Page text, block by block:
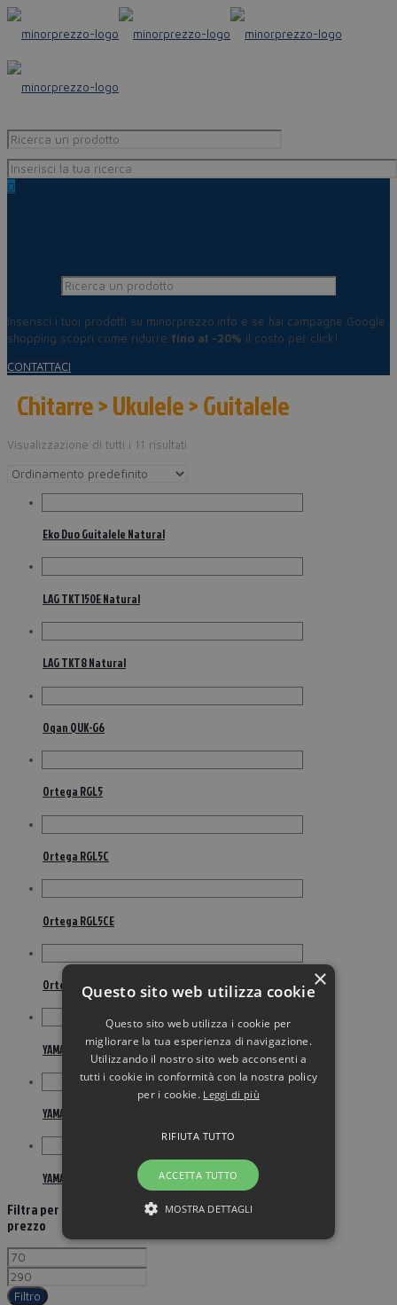
0
Inserisci i tuoi prodotti su minorprezzo.info e se hai campagne Google
shopping scopri come ridurre fino al -20% il costo per click!
CONTATTACI
Chitarre > Ukulele > Guitalele
Visualizzazione di tutti i 11 risultati
Eko Duo Guitalele Natural
LAG TKT150E Natural
LAG TKT8 Natural
Oqan QUK-G6
Ortega RGL5
Ortega RGL5C
Ortega RGL5CE
Ortega RGLE18FMH
YAMAHA GL1 Natural
YAMAHA GL1 Persiman Brown
YAMAHA GL1 Tobacco Brown Sunburst
Filtra per
prezzo
Filtro
×
Questo sito web utilizza cookie
Questo sito web utilizza i cookie per
migliorare la tua esperienza di navigazione.
Utilizzando il nostro sito web acconsenti a
tutti i cookie in conformità con la nostra policy
per i cookie. Leggi di più
ACCETTA TUTTO
RIFIUTA TUTTO
MOSTRA DETTAGLI